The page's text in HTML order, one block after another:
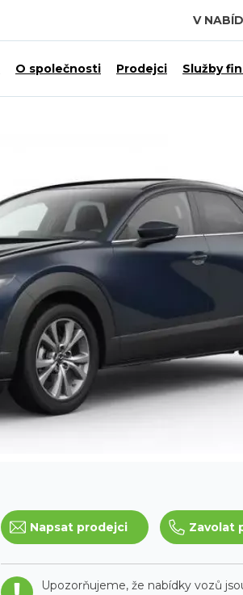
V
O společnosti Prodejci Služby
Napsat prodejci Zavolat
Upozorňujeme, že nabídky vozů